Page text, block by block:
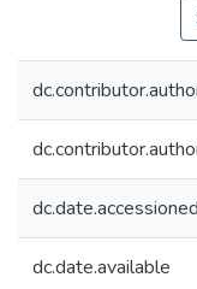
dc.date.accessioned
dc.date.available